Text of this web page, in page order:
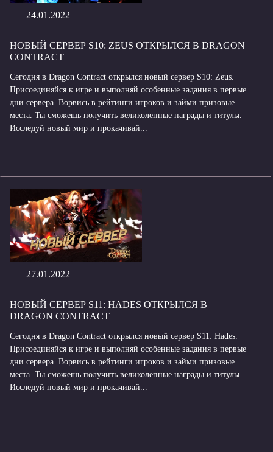
24.01.2022
НОВЫЙ СЕРВЕР S10: ZEUS ОТКРЫЛСЯ В DRAGON
CONTRACT
Сегодня в Dragon Contract открылся новый сервер S10: Zeus.
Присоединяйся к игре и выполняй особенные задания в первые
дни сервера. Ворвись в рейтинги игроков и займи призовые
места. Ты сможешь получить великолепные награды и титулы.
Исследуй новый мир и прокачивай...
27.01.2022
НОВЫЙ СЕРВЕР S11: HADES ОТКРЫЛСЯ В
DRAGON CONTRACT
Сегодня в Dragon Contract открылся новый сервер S11: Hades.
Присоединяйся к игре и выполняй особенные задания в первые
дни сервера. Ворвись в рейтинги игроков и займи призовые
места. Ты сможешь получить великолепные награды и титулы.
Исследуй новый мир и прокачивай...